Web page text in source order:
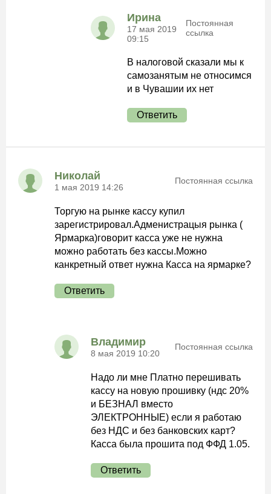
Ирина
17 мая 2019
09:15
Постоянная
ссылка
В налоговой сказали мы к
самозанятым не относимся
и в Чувашии их нет
Ответить
Николай
1 мая 2019 14:26
Постоянная ссылка
Торгую на рынке кассу купил
зарегистрировал.Адменистрацыя рынка (
Ярмарка)говорит касса уже не нужна
можно работать без кассы.Можно
канкретный ответ нужна Касса на ярмарке?
Ответить
Владимир
8 мая 2019 10:20
Постоянная ссылка
Надо ли мне Платно перешивать
кассу на новую прошивку (ндс 20%
и БЕЗНАЛ вместо
ЭЛЕКТРОННЫЕ) если я работаю
без НДС и без банковских карт?
Касса была прошита под ФФД 1.05.
Ответить